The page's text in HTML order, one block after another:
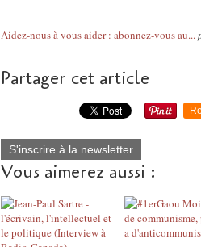
Aidez-nous à vous aider : abonnez-vous au...
Partager cet article
S'inscrire à la newsletter
Vous aimerez aussi :